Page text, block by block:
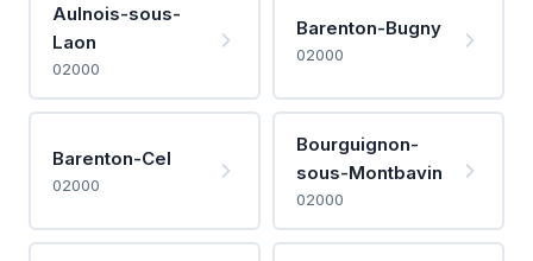
Aulnois-sous-
Laon
02000
Barenton-Bugny
02000
Barenton-Cel
02000
Bourguignon-
sous-Montbavin
02000